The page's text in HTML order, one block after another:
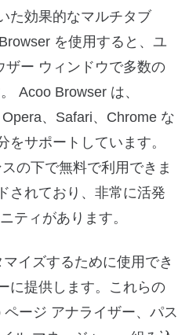
た効果的なマルチタブ
を使用すると、ユ
ザー ウィンドウで多数の
Acoo Browser は、
、Safari、Chrome な
をサポートしています。
の下で無料で利用できま
されており、非常に活発
ティがあります。
イズするために使用でき
に提供します。これらの
ージ アナライザー、パス